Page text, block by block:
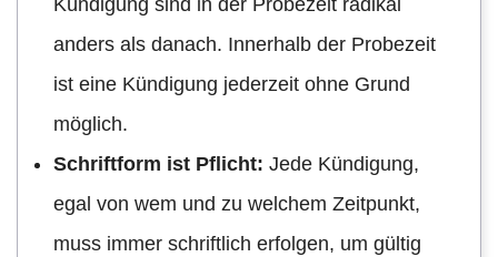
Kündigung sind in der Probezeit radikal
anders als danach. Innerhalb der Probezeit
ist eine Kündigung jederzeit ohne Grund
möglich.
Schriftform ist Pflicht: Jede Kündigung,
egal von wem und zu welchem Zeitpunkt,
muss immer schriftlich erfolgen, um gültig